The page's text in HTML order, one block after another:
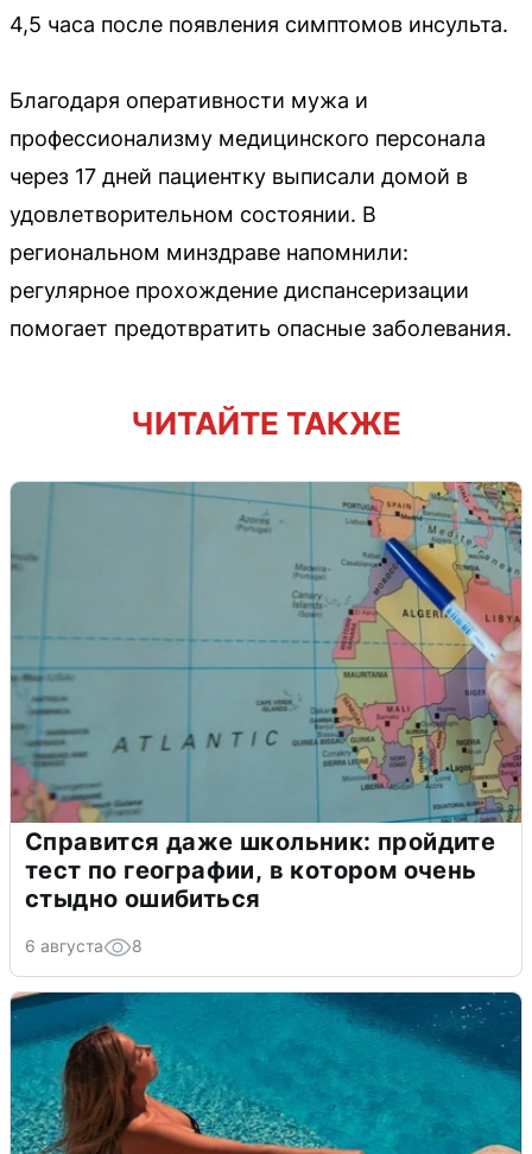
4,5 часа после появления симптомов инсульта.
Благодаря оперативности мужа и
профессионализму медицинского персонала
через 17 дней пациентку выписали домой в
удовлетворительном состоянии. В
региональном минздраве напомнили:
регулярное прохождение диспансеризации
помогает предотвратить опасные заболевания.
ЧИТАЙТЕ ТАКЖЕ
Справится даже школьник: пройдите
тест по географии, в котором очень
стыдно ошибиться
6 августа 8